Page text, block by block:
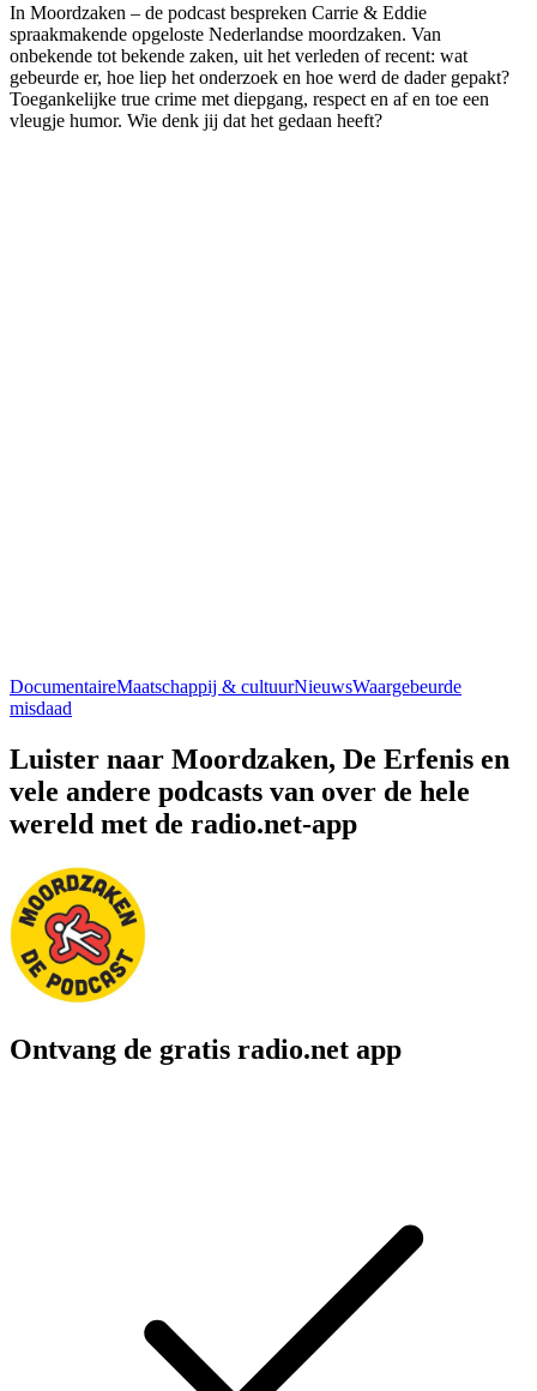
In Moordzaken – de podcast bespreken Carrie & Eddie
spraakmakende opgeloste Nederlandse moordzaken. Van
onbekende tot bekende zaken, uit het verleden of recent: wat
gebeurde er, hoe liep het onderzoek en hoe werd de dader gepakt?
Toegankelijke true crime met diepgang, respect en af en toe een
vleugje humor. Wie denk jij dat het gedaan heeft?
DocumentaireMaatschappij & cultuurNieuwsWaargebeurde
misdaad
Luister naar Moordzaken, De Erfenis en
vele andere podcasts van over de hele
wereld met de radio.net-app
Ontvang de gratis radio.net app